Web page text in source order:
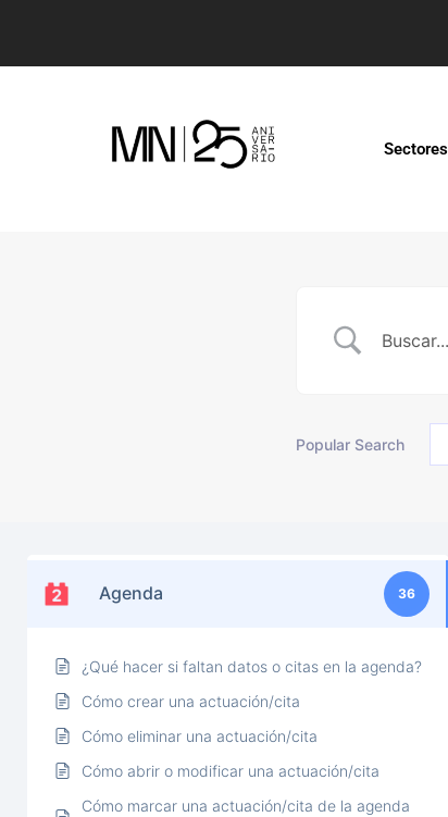
Sectores
Popular Search
Agenda 36
¿Qué hacer si faltan datos o citas en la agenda?
Cómo crear una actuación/cita
Cómo eliminar una actuación/cita
Cómo abrir o modificar una actuación/cita
Cómo marcar una actuación/cita de la agenda